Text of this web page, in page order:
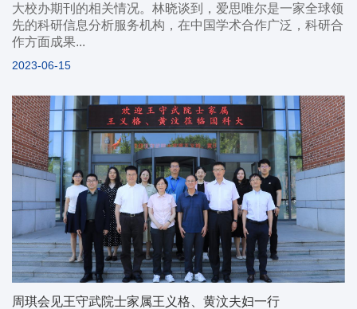
大校办期刊的相关情况。林晓谈到，爱思唯尔是一家全球领
先的科研信息分析服务机构，在中国学术合作广泛，科研合
作方面成果...
2023-06-15
周琪会见王守武院士家属王义格、黄汶夫妇一行